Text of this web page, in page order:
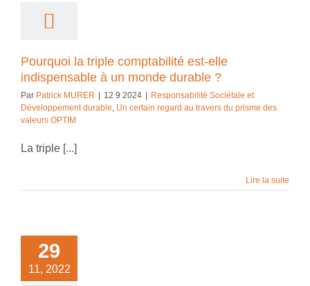
valeurs OPTIM
Pourquoi la triple comptabilité est-elle
indispensable à un monde durable ?
Par Patrick MURER 12 9 2024
Responsabilité Sociétale et
Développement durable, Un certain regard au travers du prisme des
valeurs OPTIM
La triple [...]
Lire la suite
29
11, 2022